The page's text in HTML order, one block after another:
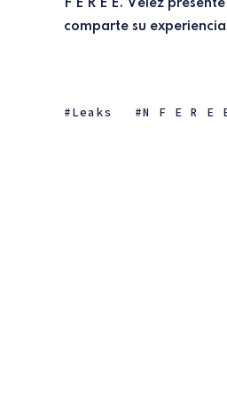
F E R E E. Vélez
comparte su
Leaks N F E R E